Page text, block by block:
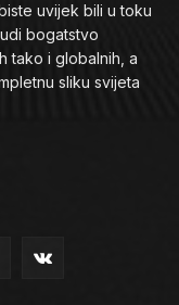
uvijek bili u toku
bogatstvo
tako i globalnih, a
sliku svijeta